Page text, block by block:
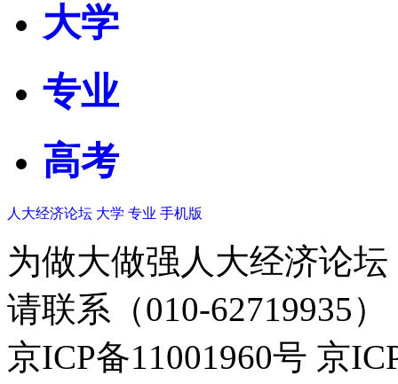
大学
专业
高考
人大经济论坛 大学 专业 手机版
为做大做强人大经济论
请联系（010-62719935）
京ICP备11001960号 京